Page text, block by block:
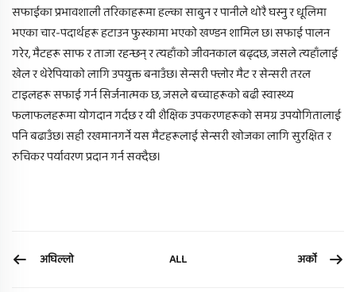
सफाईका प्रभावशाली तरिकाहरूमा हल्का साबुन र पानीले थोरै घस्नु र धूलिमा
भएका चार-पदार्थहरू हटाउन फुस्कामा भएको खण्डन शामिल छ। सफाई पालन
गरेर, मैटहरू साफ र ताजा रहन्छन् र त्यहाँको जीवनकाल बढ्दछ, जसले त्यहाँलाई
खेल र थेरेपियाको लागि उपयुक्त बनाउँछ। सेन्सरी फ्लोर मैट र सेन्सरी तरल
टाइलहरू सफाई गर्न सिर्जनात्मक छ, जसले बच्चाहरूको बढी स्वास्थ्य
फलाफलहरूमा योगदान गर्दछ र यी शैक्षिक उपकरणहरूको समग्र उपयोगितालाई
पनि बढाउँछ। सही रखमानगर्ने यस मैटहरूलाई सेन्सरी खोजका लागि सुरक्षित र
रुचिकर पर्यावरण प्रदान गर्न सक्दैछ।
अघिल्लो ALL अर्को